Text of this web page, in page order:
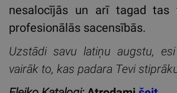
nesalocījās un arī tagad tas
profesionālās sacensībās.
Uzstādi savu latiņu augstu,
vairāk to, kas padara Tevi